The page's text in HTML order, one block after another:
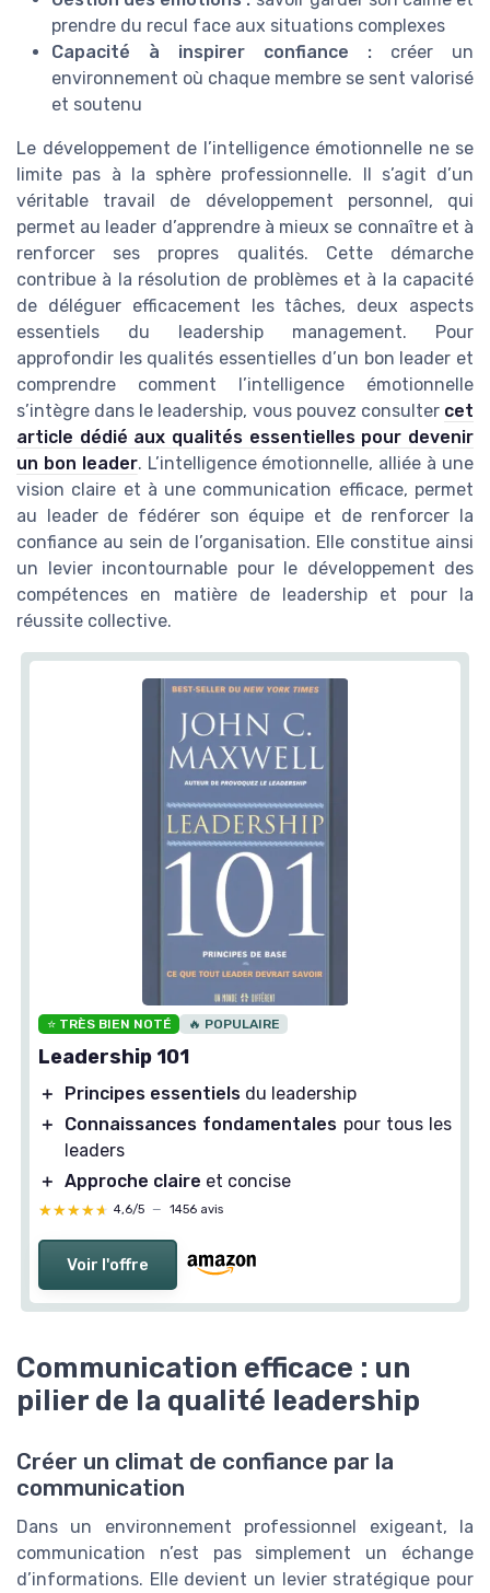
prendre du recul face aux situations complexes
Capacité à inspirer confiance : créer un
environnement où chaque membre se sent valorisé
et soutenu
Le développement de l’intelligence émotionnelle ne se
limite pas à la sphère professionnelle. Il s’agit d’un
véritable travail de développement personnel, qui
permet au leader d’apprendre à mieux se connaître et à
renforcer ses propres qualités. Cette démarche
contribue à la résolution de problèmes et à la capacité
de déléguer efficacement les tâches, deux aspects
essentiels du leadership management. Pour
approfondir les qualités essentielles d’un bon leader et
comprendre comment l’intelligence émotionnelle
s’intègre dans le leadership, vous pouvez consulter cet
article dédié aux qualités essentielles pour devenir
un bon leader. L’intelligence émotionnelle, alliée à une
vision claire et à une communication efficace, permet
au leader de fédérer son équipe et de renforcer la
confiance au sein de l’organisation. Elle constitue ainsi
un levier incontournable pour le développement des
compétences en matière de leadership et pour la
réussite collective.
⭐ TRÈS BIEN NOTÉ 🔥 POPULAIRE
Leadership 101
＋ Principes essentiels du leadership
＋
Connaissances fondamentales pour tous les
leaders
＋ Approche claire et concise
★★★★★
★★★★★ 4,6/5 — 1456 avis
Voir l'offre
Communication efficace : un
pilier de la qualité leadership
Créer un climat de confiance par la
communication
Dans un environnement professionnel exigeant, la
communication n’est pas simplement un échange
d’informations. Elle devient un levier stratégique pour